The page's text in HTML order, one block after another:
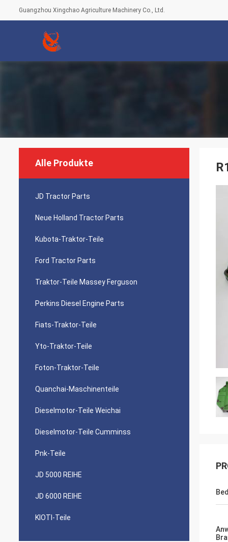
Guangzhou Xingchao Agriculture Machinery Co., Ltd.
Alle Produkte
JD Tractor Parts
Neue Holland Tractor Parts
Kubota-Traktor-Teile
Ford Tractor Parts
Traktor-Teile Massey Ferguson
Perkins Diesel Engine Parts
Fiats-Traktor-Teile
Yto-Traktor-Teile
Foton-Traktor-Teile
Quanchai-Maschinenteile
Dieselmotor-Teile Weichai
Dieselmotor-Teile Cumminss
Pnk-Teile
JD 5000 REIHE
JD 6000 REIHE
KIOTI-Teile